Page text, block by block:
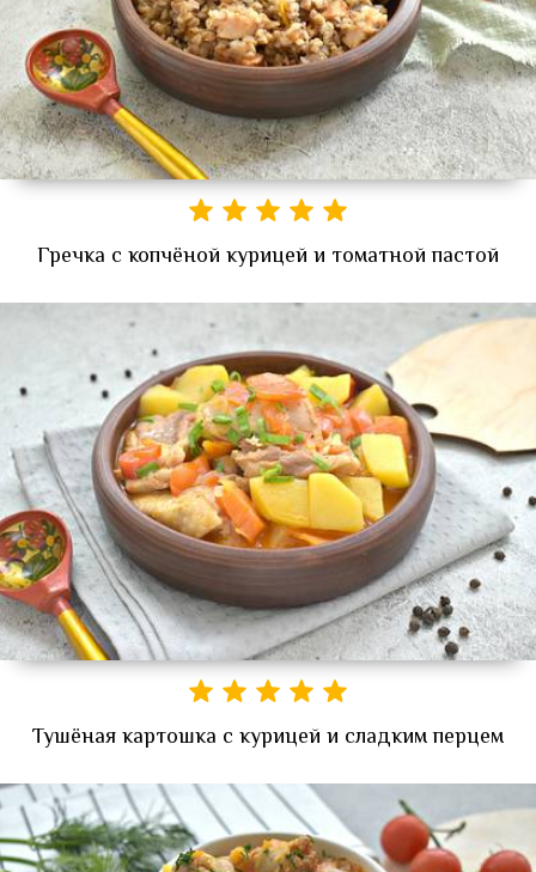
Гречка с копчёной курицей и томатной пастой
Тушёная картошка с курицей и сладким перцем